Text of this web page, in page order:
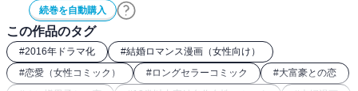
続巻を自動購入
この作品のタグ
#2016年ドラマ化 #結婚ロマンス漫画（女性向け）
#恋愛（女性コミック） #ロングセラーコミック #大富豪との恋